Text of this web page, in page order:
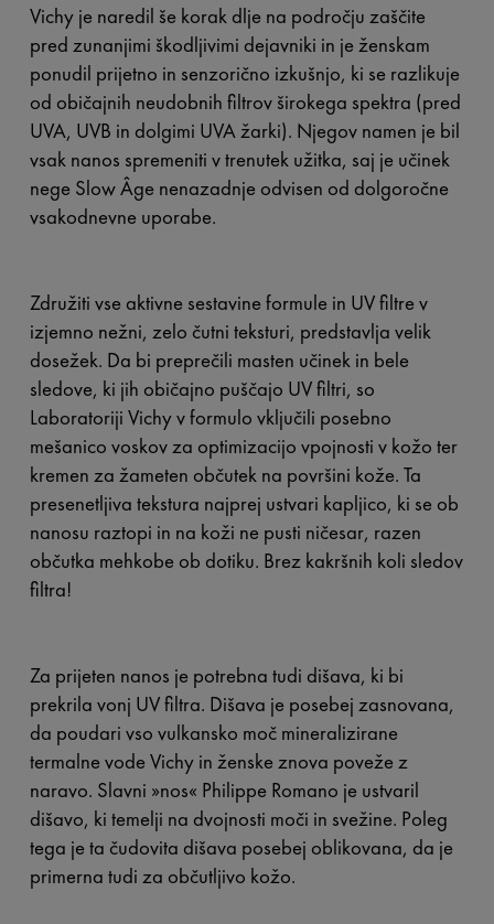
Vichy je naredil še korak dlje na področju zaščite
pred zunanjimi škodljivimi dejavniki in je ženskam
ponudil prijetno in senzorično izkušnjo, ki se razlikuje
od običajnih neudobnih filtrov širokega spektra (pred
UVA, UVB in dolgimi UVA žarki). Njegov namen je bil
vsak nanos spremeniti v trenutek užitka, saj je učinek
nege Slow Âge nenazadnje odvisen od dolgoročne
vsakodnevne uporabe.
Združiti vse aktivne sestavine formule in UV filtre v
izjemno nežni, zelo čutni teksturi, predstavlja velik
dosežek. Da bi preprečili masten učinek in bele
sledove, ki jih običajno puščajo UV filtri, so
Laboratoriji Vichy v formulo vključili posebno
mešanico voskov za optimizacijo vpojnosti v kožo ter
kremen za žameten občutek na površini kože. Ta
presenetljiva tekstura najprej ustvari kapljico, ki se ob
nanosu raztopi in na koži ne pusti ničesar, razen
občutka mehkobe ob dotiku. Brez kakršnih koli sledov
filtra!
Za prijeten nanos je potrebna tudi dišava, ki bi
prekrila vonj UV filtra. Dišava je posebej zasnovana,
da poudari vso vulkansko moč mineralizirane
termalne vode Vichy in ženske znova poveže z
naravo. Slavni »nos« Philippe Romano je ustvaril
dišavo, ki temelji na dvojnosti moči in svežine. Poleg
tega je ta čudovita dišava posebej oblikovana, da je
primerna tudi za občutljivo kožo.